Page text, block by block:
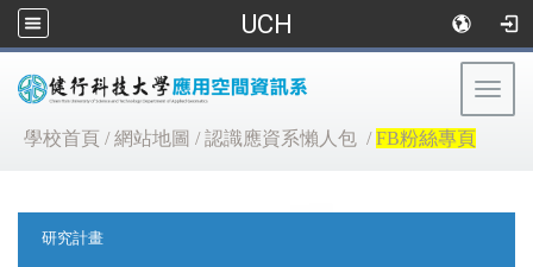
UCH
學校首頁 /網站地圖 /認識應資系懶人包 /FB粉絲專頁
研究計畫